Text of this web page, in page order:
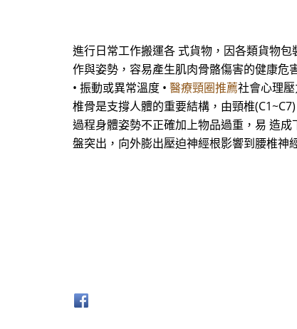
進行日常工作搬運各 式貨物，因各類貨物
作與姿勢，容易產生肌肉骨骼傷害的健康危
• 振動或異常溫度 • 醫療頸圈推薦社會心理
椎骨是支撐人體的重要結構，由頸椎
過程身體姿勢不正確加上物品過重，易 造
盤突出，向外膨出壓迫神經根影響到腰椎神